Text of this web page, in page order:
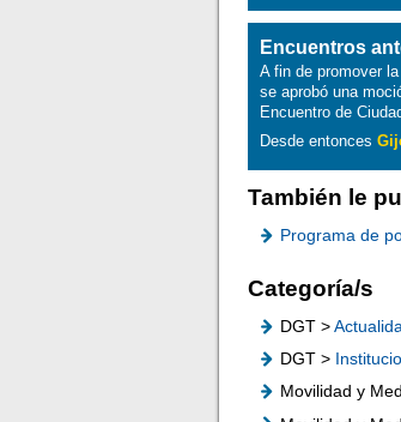
Encuentros
A fin de promover
se aprobó una
Encuentro de
Desde entonces
También le
Programa de
Categoría/s
DGT >
DGT >
Movilidad y